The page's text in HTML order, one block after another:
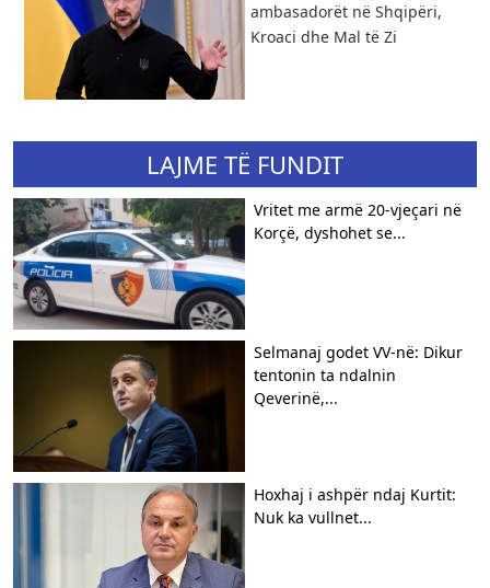
ambasadorët në Shqipëri,
Kroaci dhe Mal të Zi
LAJME TË FUNDIT
Vritet me armë 20-vjeçari në
Korçë, dyshohet se...
Selmanaj godet VV-në: Dikur
tentonin ta ndalnin
Qeverinë,...
Hoxhaj i ashpër ndaj Kurtit:
Nuk ka vullnet...